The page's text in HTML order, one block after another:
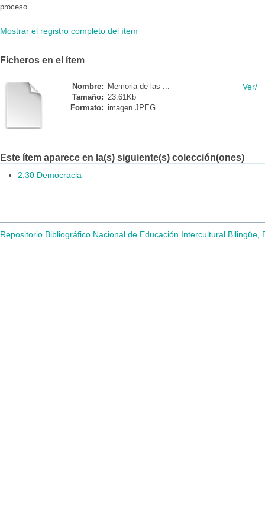
proceso.
Mostrar el registro completo del ítem
Ficheros en el ítem
Nombre:
Memoria de las ...
Tamaño: 23.61Kb
Formato: imagen JPEG
Ver/
Este ítem aparece en la(s) siguiente(s) colección(ones)
2.30 Democracia
Repositorio Bibliográfico Nacional de Educación Intercultural